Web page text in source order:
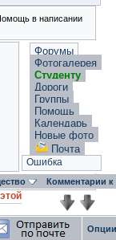
в написании
Форумы
Фотогалерея
Студенту
Дороги
Группы
Помощь
Календарь
Новые фото
Почта
Ошибка
Комментарии